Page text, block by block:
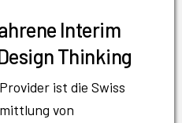
Interim
Thinking
ist die Swiss
von